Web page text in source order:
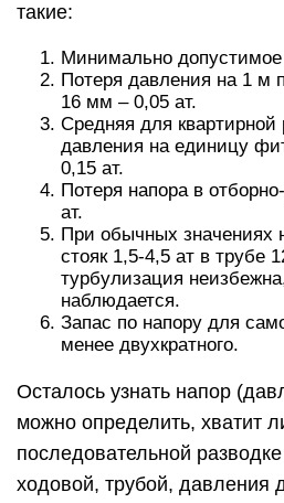
такие:
Минимально допустимое
Потеря давления на 1 м
16 мм – 0,05 ат.
Средняя для квартирной
давления на единицу
0,15 ат.
Потеря напора в
ат.
При обычных значениях
стояк 1,5-4,5 ат в трубе
турбулизация
наблюдается.
Запас по напору для
менее двухкратного.
Осталось узнать напор
можно определить, хватит
последовательной
ходовой, трубой, давления